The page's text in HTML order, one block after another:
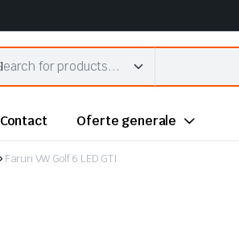
Contact Oferte generale
Faruri VW Golf 6 LED GTI